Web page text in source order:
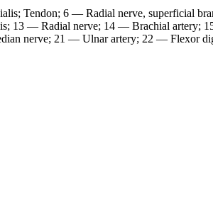
Tendon; 6 — Radial nerve, superficial
13 — Radial nerve; 14 — Brachial artery;
nerve; 21 — Ulnar artery; 22 — Flexor